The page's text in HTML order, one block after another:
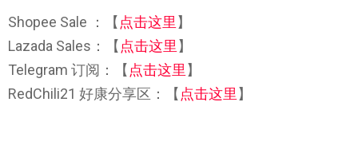
Shopee Sale ：【 点击这里 】
Lazada Sales：【 点击这里 】
Telegram 订阅：【 点击这里 】
RedChili21 好康分享区：【 点击这里 】